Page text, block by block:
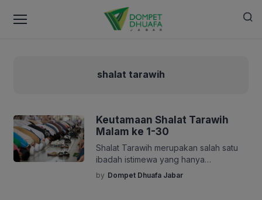
shalat tarawih
Keutamaan Shalat Tarawih
Malam ke 1-30
Shalat Tarawih merupakan salah satu
ibadah istimewa yang hanya
dilaksanakan pada bulan Ramadhan.
Ibadah ini menjadi pelengkap puasa,
by Dompet Dhuafa Jabar